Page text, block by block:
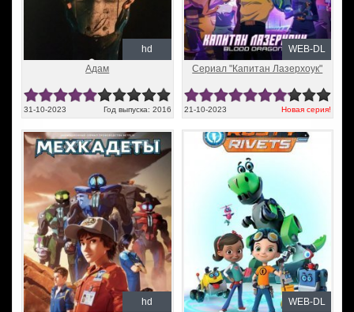
hd
Адам
31-10-2023 Год выпуска: 2016
WEB-DL
Сериал "Капитан Лазерхоук"
21-10-2023 Новая серия!
hd
WEB-DL